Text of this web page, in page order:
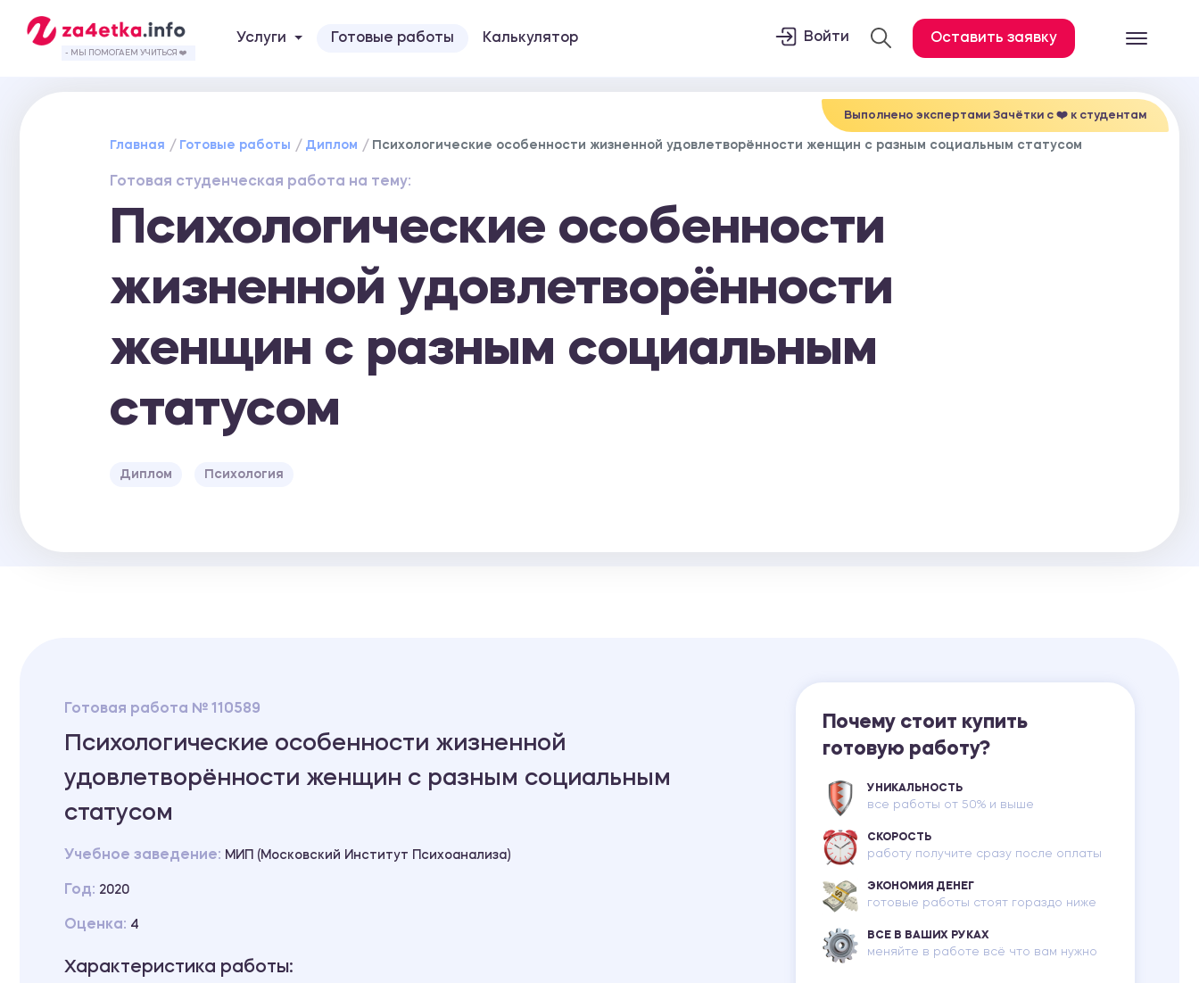
Все услуги
- МЫ ПОМОГАЕМ УЧИТЬСЯ ❤️
Услуги Готовые работы Калькулятор Войти Оставить заявку
Выполнено экспертами Зачётки c ❤️ к студентам
Главная Готовые работы Диплом Психологические особенности жизненной удовлетворённости женщин с разным социальным статусом
Готовая студенческая работа на тему:
Психологические особенности
жизненной удовлетворённости
женщин с разным социальным
статусом
Диплом Психология
Готовая работа № 110589
Психологические особенности жизненной
удовлетворённости женщин с разным социальным
статусом
Учебное заведение: МИП (Московский Институт Психоанализа)
Год: 2020
Оценка: 4
Характеристика работы:
Почему стоит купить
готовую работу?
УНИКАЛЬНОСТЬ
все работы от 50% и выше
СКОРОСТЬ
работу получите сразу после оплаты
ЭКОНОМИЯ ДЕНЕГ
готовые работы стоят гораздо ниже
ВСЕ В ВАШИХ РУКАХ
меняйте в работе всё что вам нужно